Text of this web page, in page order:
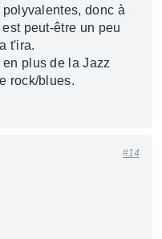
donc à
peut-être un peu
t'ira.
plus de la Jazz
rock/blues.
#14